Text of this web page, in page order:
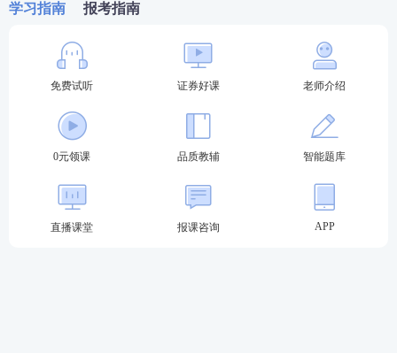
题
每天的有效学习时间在2h以上，备考期间
可以根据个人的学习情况进行调整。这一阶段
的学习一定要搭配好题库练习，一个章节练习
结束就做一个章节的习题
立即试听>>
巩固阶段——
冲刺串讲班+真题考点班+题库历
学习指南 报考指南
免费试听 证券好课 老师介绍
0元领课 品质教辅 智能题库
直播课堂 报课咨询 APP